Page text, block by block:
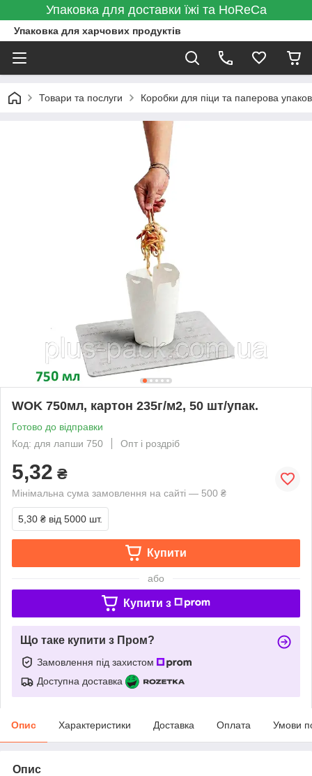
Упаковка для доставки їжі та HoReCa
Упаковка для харчових продуктів
Товари та послуги Коробки для піци та паперова
WOK 750мл, картон 235г/м2, 50 шт/упак.
Готово до відправки
Код: для лапши 750
Опт і роздріб
5,32 ₴
Мінімальна сума замовлення на сайті — 500 ₴
5,30 ₴ від 5000 шт.
Купити
або
Купити з
Що таке купити з Пром?
Замовлення під захистом
Доступна доставка
Опис Характеристики Доставка Оплата Умови
Опис